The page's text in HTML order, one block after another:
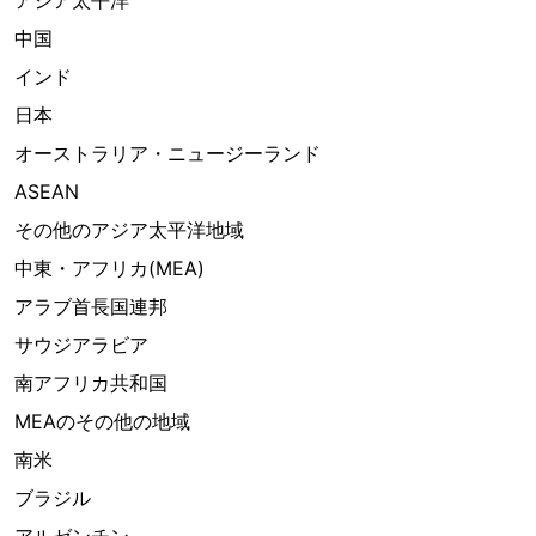
中国
インド
日本
オーストラリア・ニュージーランド
ASEAN
その他のアジア太平洋地域
中東・アフリカ(MEA)
アラブ首長国連邦
サウジアラビア
南アフリカ共和国
MEAのその他の地域
南米
ブラジル